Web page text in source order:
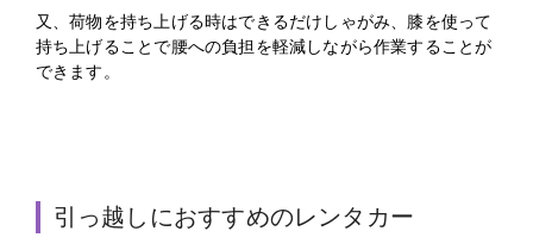
又、荷物を持ち上げる時はできるだけしゃがみ、膝を使って
持ち上げることで腰への負担を軽減しながら作業することが
できます。
引っ越しにおすすめのレンタカー